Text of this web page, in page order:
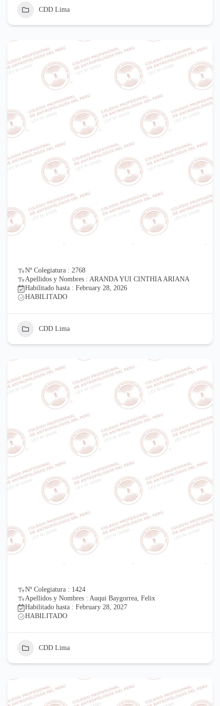
CDD Lima
Nº Colegiatura : 2768
Apellidos y Nombres : ARANDA YUI CINTHIA ARIANA
Habilitado hasta : February 28, 2026
HABILITADO
CDD Lima
Nº Colegiatura : 1424
Apellidos y Nombres : Auqui Baygorrea, Felix
Habilitado hasta : February 28, 2027
HABILITADO
CDD Lima